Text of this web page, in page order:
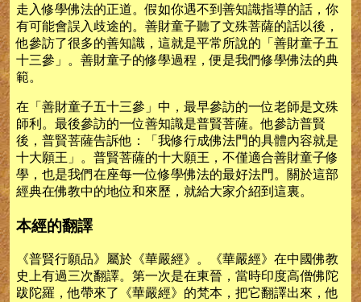
走入修學佛法的正道。假如你遇不到善知識指導的話，你
有可能會誤入歧途的。善財童子聽了文殊菩薩的話以後，
他參訪了很多的善知識，這就是平常所說的「善財童子五
十三參」。善財童子的修學過程，便是我們修學佛法的典
範。
在「善財童子五十三參」中，最早參訪的一位老師是文殊
師利。最後參訪的一位善知識是普賢菩薩。他參訪普賢
後，普賢菩薩告訴他：「我修行成佛法門的具體內容就是
十大願王」。普賢菩薩的十大願王，不僅適合善財童子修
學，也是我們在座每一位修學佛法的最好法門。關於這部
經典在佛教中的地位和來歷，就給大家介紹到這裏。
本經的翻譯
《普賢行願品》屬於《華嚴經》。《華嚴經》在中國佛教
史上有過三次翻譯。第一次是在東晉，當時印度高僧佛陀
跋陀羅，他帶來了《華嚴經》的梵本，把它翻譯出來，他